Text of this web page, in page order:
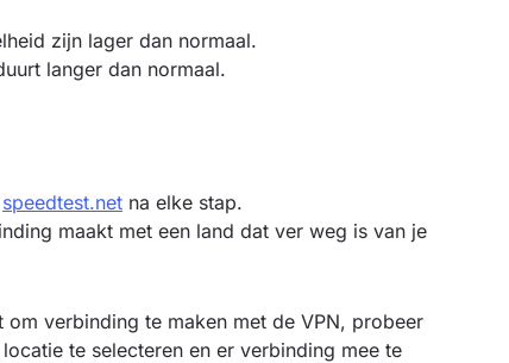
zijn lager dan normaal.
langer dan normaal.
speedtest.net na elke stap.
maakt met een land dat ver weg is van je
verbinding te maken met de VPN, probeer
te selecteren en er verbinding mee te